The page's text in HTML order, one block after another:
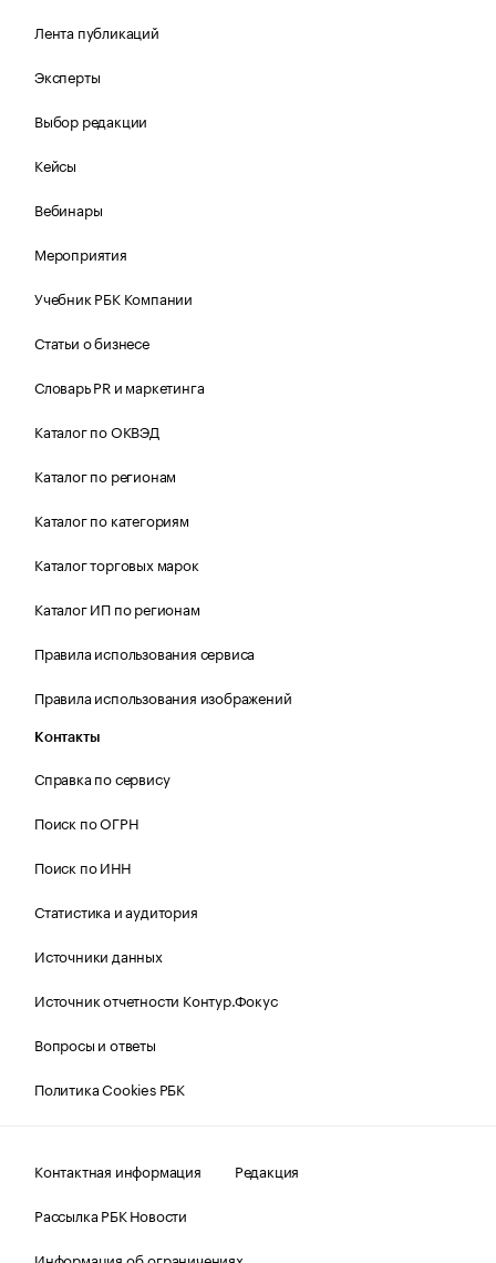
Лента публикаций
Эксперты
Выбор редакции
Кейсы
Вебинары
Мероприятия
Учебник РБК Компании
Статьи о бизнесе
Словарь PR и маркетинга
Каталог по ОКВЭД
Каталог по регионам
Каталог по категориям
Каталог торговых марок
Каталог ИП по регионам
Правила использования сервиса
Правила использования изображений
Контакты
Справка по сервису
Поиск по ОГРН
Поиск по ИНН
Статистика и аудитория
Источники данных
Источник отчетности Контур.Фокус
Вопросы и ответы
Политика Cookies РБК
Контактная информация
Редакция
Рассылка РБК Новости